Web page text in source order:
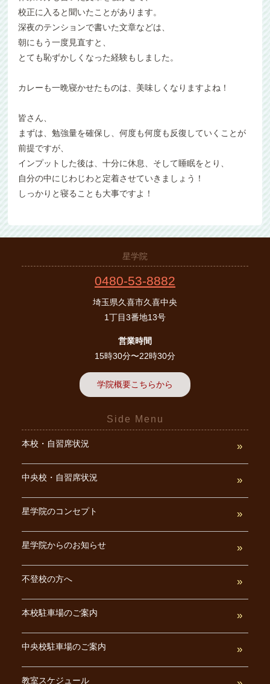
校正に入ると聞いたことがあります。
深夜のテンションで書いた文章などは、
朝にもう一度見直すと、
とても恥ずかしくなった経験もしました。
カレーも一晩寝かせたものは、美味しくなりますよね！
皆さん、
まずは、勉強量を確保し、何度も何度も反復していくことが
前提ですが、
インプットした後は、十分に休息、そして睡眠をとり、
自分の中にじわじわと定着させていきましょう！
しっかりと寝ることも大事ですよ！
星学院
0480-53-8882
埼玉県久喜市久喜中央
1丁目3番地13号
営業時間
15時30分〜22時30分
学院概要こちらから
Side Menu
本校・自習席状況
中央校・自習席状況
星学院のコンセプト
星学院からのお知らせ
不登校の方へ
本校駐車場のご案内
中央校駐車場のご案内
教室スケジュール